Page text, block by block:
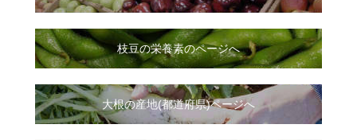
枝豆の栄養素のページへ
大根の産地(都道府県)ページへ